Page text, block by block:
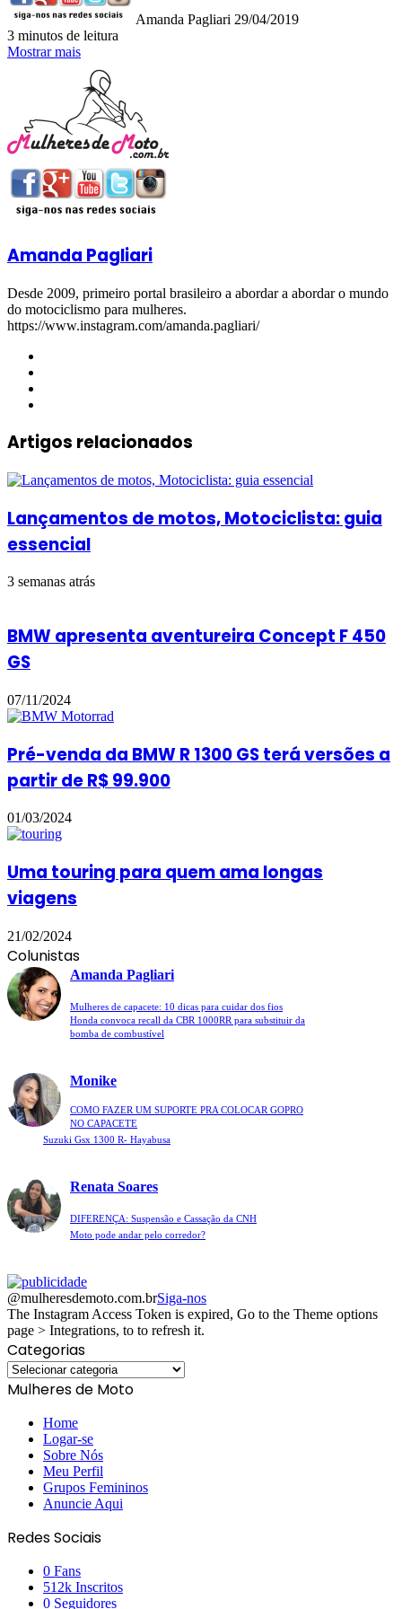
Amanda Pagliari 29/04/2019
3 minutos de leitura
Mostrar mais
Amanda Pagliari
Desde 2009, primeiro portal brasileiro a abordar a abordar o mundo
do motociclismo para mulheres.
https://www.instagram.com/amanda.pagliari/
Artigos relacionados
Lançamentos de motos, Motociclista: guia
essencial
3 semanas atrás
BMW apresenta aventureira Concept F 450
GS
07/11/2024
Pré-venda da BMW R 1300 GS terá versões a
partir de R$ 99.900
01/03/2024
Uma touring para quem ama longas
viagens
21/02/2024
Colunistas
Amanda Pagliari
Mulheres de capacete: 10 dicas para cuidar dos fios
Honda convoca recall da CBR 1000RR para substituir da
bomba de combustível
Monike
COMO FAZER UM SUPORTE PRA COLOCAR GOPRO
NO CAPACETE
Suzuki Gsx 1300 R- Hayabusa
Renata Soares
DIFERENÇA: Suspensão e Cassação da CNH
Moto pode andar pelo corredor?
@mulheresdemoto.com.brSiga-nos
The Instagram Access Token is expired, Go to the Theme options
page > Integrations, to to refresh it.
Categorias
Categorias
Mulheres de Moto
Home
Logar-se
Sobre Nós
Meu Perfil
Grupos Femininos
Anuncie Aqui
Redes Sociais
0 Fans
512k Inscritos
0 Seguidores